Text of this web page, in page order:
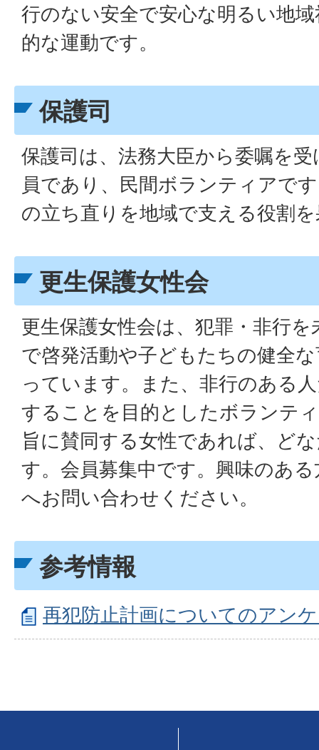
行のない安全で安心な明るい地
的な運動です。
保護司
保護司は、法務大臣から委嘱を
員であり、民間ボランティアで
の立ち直りを地域で支える役割
更生保護女性会
更生保護女性会は、犯罪・非行
で啓発活動や子どもたちの健全
っています。また、非行のある
することを目的としたボランテ
旨に賛同する女性であれば、ど
す。会員募集中です。興味のあ
へお問い合わせください。
参考情報
再犯防止計画についてのアン